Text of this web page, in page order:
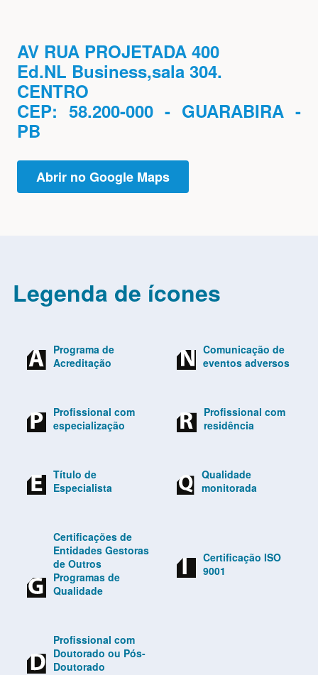
AV RUA PROJETADA 400
Ed.NL Business,sala 304.
CENTRO
CEP: 58.200-000 - GUARABIRA -
PB
Abrir no Google Maps
Legenda de ícones
Programa de
Acreditação
Comunicação de
eventos adversos
Profissional com
especialização
Profissional com
residência
Título de
Especialista
Qualidade
monitorada
Certificações de
Entidades Gestoras
de Outros
Programas de
Qualidade
Certificação ISO
9001
Profissional com
Doutorado ou Pós-
Doutorado